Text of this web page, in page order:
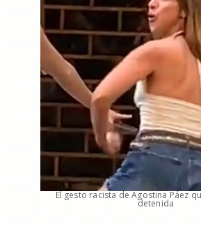
El gesto racista de Agostina Páez
detenida